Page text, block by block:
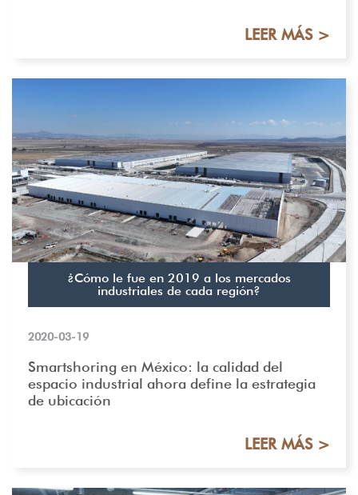
LEER MÁS >
¿Cómo le fue en 2019 a los mercados
industriales de cada región?
2020-03-19
Smartshoring en México: la calidad del
espacio industrial ahora define la estrategia
de ubicación
LEER MÁS >